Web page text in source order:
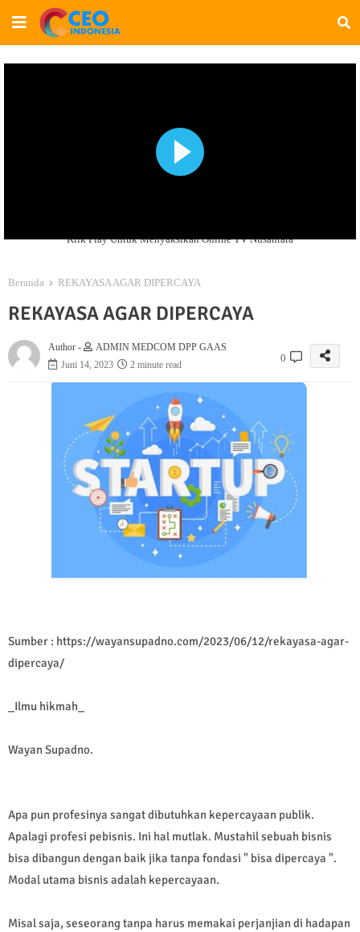
Klik Play Untuk Menyaksikan Online TV Nusantara
Beranda REKAYASA AGAR DIPERCAYA
REKAYASA AGAR DIPERCAYA
Author -
ADMIN MEDCOM DPP GAAS
Juni 14, 2023
2 minute read
0
Sumber : https://wayansupadno.com/2023/06/12/rekayasa-agar-
dipercaya/
_Ilmu hikmah_
Wayan Supadno.
Apa pun profesinya sangat dibutuhkan kepercayaan publik.
Apalagi profesi pebisnis. Ini hal mutlak. Mustahil sebuah bisnis
bisa dibangun dengan baik jika tanpa fondasi " bisa dipercaya ".
Modal utama bisnis adalah kepercayaan.
Misal saja, seseorang tanpa harus memakai perjanjian di hadapan